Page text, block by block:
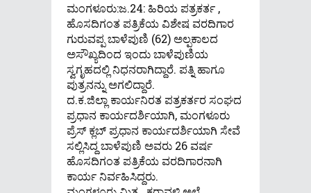
ಮಂಗಳೂರು:ಜ.24: ಹಿರಿಯ ಪತ್ರಕರ್ತ ,
ಹೊಸದಿಗಂತ ಪತ್ರಿಕೆಯ ವಿಶೇಷ ವರದಿಗಾರ
ಗುರುವಪ್ಪ ಬಾಳೆಪುಣಿ (62) ಅಲ್ಪಕಾಲದ
ಅಸೌಖ್ಯದಿಂದ ಇಂದು ಬಾಳೆಪುಣಿಯ
ಸ್ವಗೃಹದಲ್ಲಿ ನಿಧನರಾಗಿದ್ದಾರೆ. ಪತ್ನಿ ಹಾಗೂ
ಪುತ್ರನನ್ನು ಅಗಲಿದ್ದಾರೆ.
ದ.ಕ.ಜಿಲ್ಲಾ ಕಾರ್ಯನಿರತ ಪತ್ರಕರ್ತರ ಸಂಘದ
ಪ್ರಧಾನ ಕಾರ್ಯದರ್ಶಿಯಾಗಿ, ಮಂಗಳೂರು
ಪ್ರೆಸ್ ಕ್ಲಬ್ ಪ್ರಧಾನ ಕಾರ್ಯದರ್ಶಿಯಾಗಿ ಸೇವೆ
ಸಲ್ಲಿಸಿದ್ದ ಬಾಳೆಪುಣಿ ಅವರು 26 ವರ್ಷ
ಹೊಸದಿಗಂತ ಪತ್ರಿಕೆಯ ವರದಿಗಾರನಾಗಿ
ಕಾರ್ಯ ನಿರ್ವಹಿಸಿದ್ದರು.